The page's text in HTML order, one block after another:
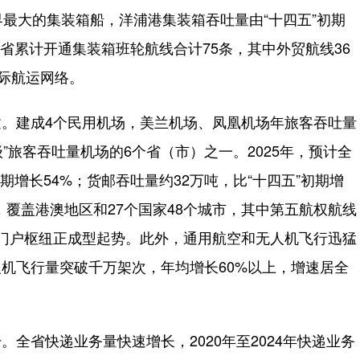
大的集装箱船，洋浦港集装箱吞吐量由“十四五”初期
累计开通集装箱班轮航线合计75条，其中外贸航线36
运网络。
成4个民用机场，美兰机场、凤凰机场年旅客吞吐量
客吞吐量机场的6个省（市）之一。2025年，预计全
增长54%；货邮吞吐量约32万吨，比“十四五”初期增
盖港澳地区和27个国家48个城市，其中第五航权航线
枢纽正成型起势。此外，通用航空和无人机飞行迅猛
飞行量突破千万架次，年均增长60%以上，增速居全
省快递业务量快速增长，2020年至2024年快递业务